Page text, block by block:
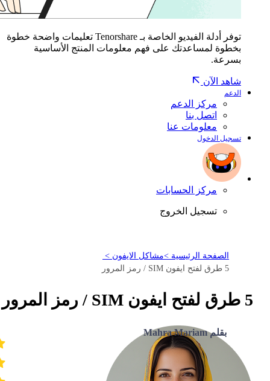
توفر أدلة الفيديو الخاصة بـ Tenorshare تعليمات واضحة خطوة
بخطوة لمساعدتك على فهم معلومات المنتج الأساسية
بسرعة.
شاهد الآن
الدعم
مركز الدعم
اتصل بنا
معلومات عنا
تسجيل الدخول
مركز الحسابات
تسجيل الخروج
الصفحة الرئيسية >مشاكل الايفون >
5 طرق لفتح ايفون SIM / رمز المرور
5 طرق لفتح ايفون SIM / رمز المرور
بقلم Mahra Mariam